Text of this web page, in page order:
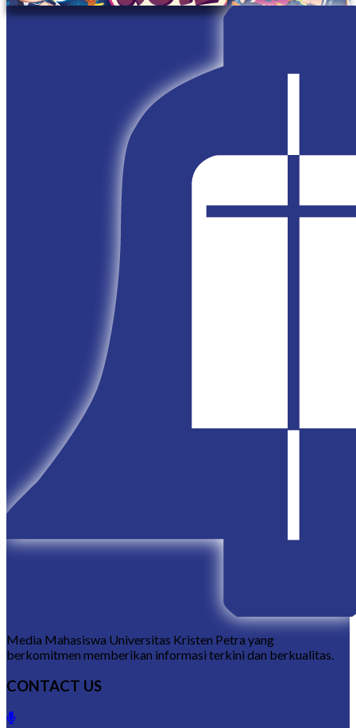
Media Mahasiswa Universitas Kristen Petra yang
berkomitmen memberikan informasi terkini dan berkualitas.
CONTACT US